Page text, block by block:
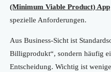
(Minimum Viable Product) App
spezielle Anforderungen.
Aus Business-Sicht ist
Billigprodukt“, sondern häufig
Entscheidung. Wichtig ist